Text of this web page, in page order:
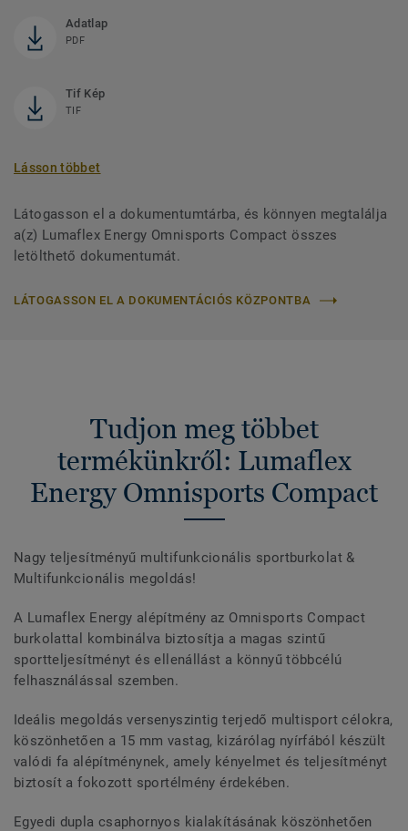
Adatlap
PDF
Tif Kép
TIF
Lásson többet
Látogasson el a dokumentumtárba, és könnyen megtalálja
a(z) Lumaflex Energy Omnisports Compact összes
letölthető dokumentumát.
LÁTOGASSON EL A DOKUMENTÁCIÓS KÖZPONTBA
Tudjon meg többet
termékünkről: Lumaflex
Energy Omnisports Compact
Nagy teljesítményű multifunkcionális sportburkolat &
Multifunkcionális megoldás!
A Lumaflex Energy alépítmény az Omnisports Compact
burkolattal kombinálva biztosítja a magas szintű
sportteljesítményt és ellenállást a könnyű többcélú
felhasználással szemben.
Ideális megoldás versenyszintig terjedő multisport célokra,
köszönhetően a 15 mm vastag, kizárólag nyírfából készült
valódi fa alépítménynek, amely kényelmet és teljesítményt
biztosít a fokozott sportélmény érdekében.
Egyedi dupla csaphornyos kialakításának köszönhetően